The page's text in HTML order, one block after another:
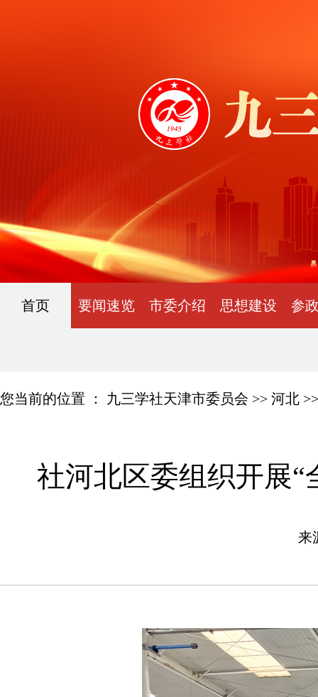
首页 要闻速览 市委介绍 思想建设 参
您当前的位置 ： 九三学社天津市委员会 >> 河北 >>
社河北区委组织开展